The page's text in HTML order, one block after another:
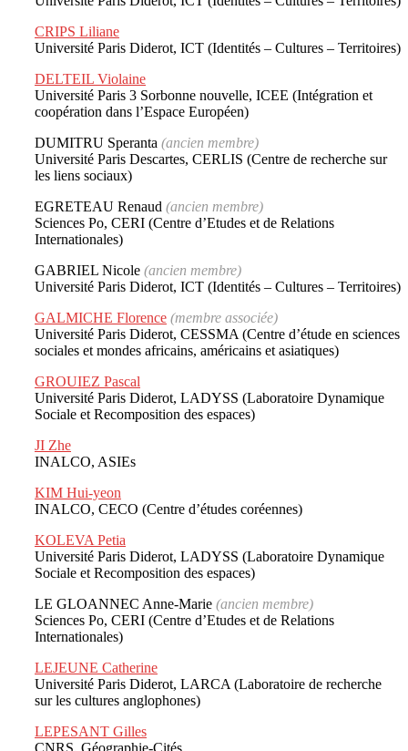
CRIPS Liliane
Université Paris Diderot, ICT (Identités – Cultures – Territoires)
DELTEIL Violaine
Université Paris 3 Sorbonne nouvelle, ICEE (Intégration et
coopération dans l’Espace Européen)
DUMITRU Speranta (ancien membre)
Université Paris Descartes, CERLIS (Centre de recherche sur
les liens sociaux)
EGRETEAU Renaud (ancien membre)
Sciences Po, CERI (Centre d’Etudes et de Relations
Internationales)
GABRIEL Nicole (ancien membre)
Université Paris Diderot, ICT (Identités – Cultures – Territoires)
GALMICHE Florence (membre associée)
Université Paris Diderot, CESSMA (Centre d’étude en sciences
sociales et mondes africains, américains et asiatiques)
GROUIEZ Pascal
Université Paris Diderot, LADYSS (Laboratoire Dynamique
Sociale et Recomposition des espaces)
JI Zhe
INALCO, ASIEs
KIM Hui-yeon
INALCO, CECO (Centre d’études coréennes)
KOLEVA Petia
Université Paris Diderot, LADYSS (Laboratoire Dynamique
Sociale et Recomposition des espaces)
LE GLOANNEC Anne-Marie (ancien membre)
Sciences Po, CERI (Centre d’Etudes et de Relations
Internationales)
LEJEUNE Catherine
Université Paris Diderot, LARCA (Laboratoire de recherche
sur les cultures anglophones)
LEPESANT Gilles